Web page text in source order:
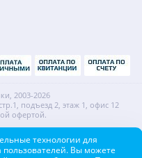
2003-2026
подъезд 2, этаж 1, офис 12
офертой.
технологии для
пользователей. Вы можете